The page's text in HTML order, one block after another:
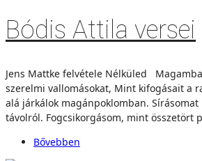
Bódis Attila versei
Jens Mattke felvétele Nélküled
szerelmi vallomásokat, Mint kifogásait a
alá járkálok magánpoklomban.
távolról. Fogcsikorgásom, mint összetört
Bővebben